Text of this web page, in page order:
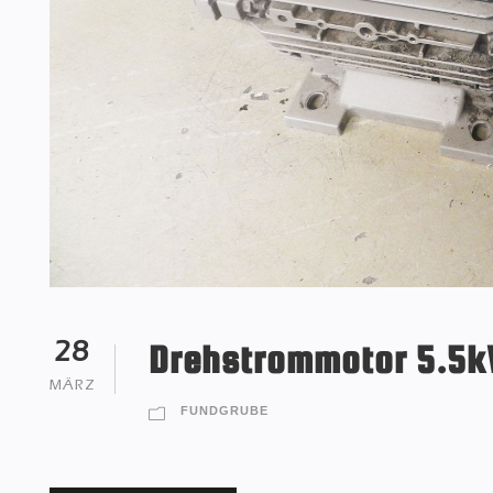
28
MÄRZ
Drehstrommotor
FUNDGRUBE